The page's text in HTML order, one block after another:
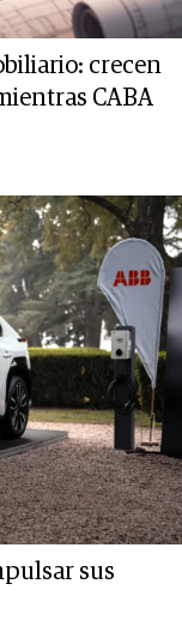
crecen
CABA
sus